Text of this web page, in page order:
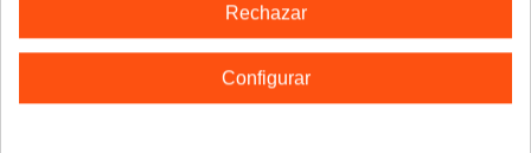
PRO-COLLAGEN - CREMA DE DIA
ANTIEDAD - 50ml
36,67 €
Añadir Al Carrito
Rechazar
Configurar